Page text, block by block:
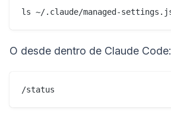
O desde dentro de Claude Code: